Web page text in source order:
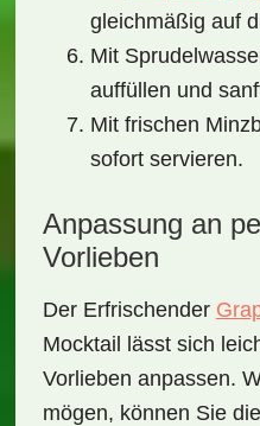
gleichmäßig auf
Mit
auffüllen und
Mit frischen
sofort servieren.
Anpassung an
Vorlieben
Der Erfrischender
Mocktail
lässt sich
Vorlieben anpassen.
mögen, können Sie